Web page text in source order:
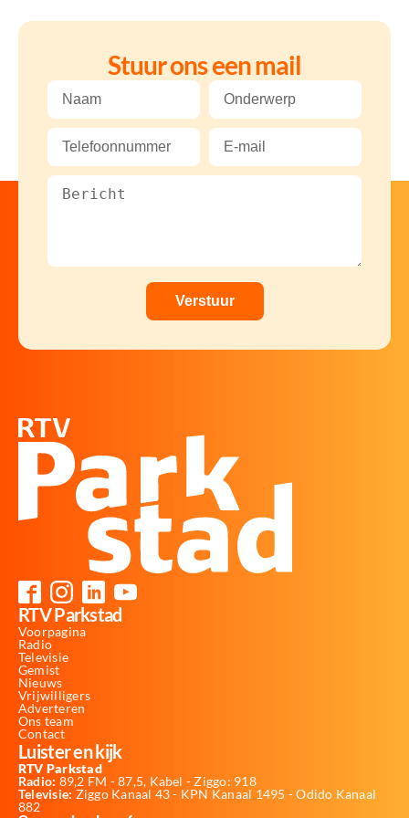
Stuur ons een mail
RTV Parkstad
Voorpagina
Radio
Televisie
Gemist
Nieuws
Vrijwilligers
Adverteren
Ons team
Contact
Luister en kijk
RTV Parkstad
Radio: 89,2 FM - 87,5, Kabel - Ziggo: 918
Televisie: Ziggo Kanaal 43 - KPN Kanaal 1495 - Odido Kanaal
882